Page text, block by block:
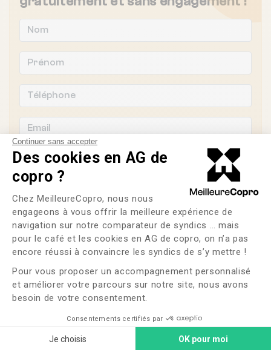
Continuer sans accepter
Des cookies en AG de
copro ?
Plateforme de Gestion du
Chez MeilleureCopro, nous nous
engageons à vous offrir la meilleure expérience de
navigation sur notre comparateur de syndics … mais
pour le café et les cookies en AG de copro, on n’a pas
encore réussi à convaincre les syndics de s’y mettre !
Pour vous proposer un accompagnement personnalisé
et améliorer votre parcours sur notre site, nous avons
besoin de votre consentement.
Consentements certifiés par
Je choisis OK pour moi
Axeptio consent
Souhaitez-vous changer de syndic ?
OUI NON
J'ai lu et j'accepte lesCGU et lapolitique de
Me faire rappeler